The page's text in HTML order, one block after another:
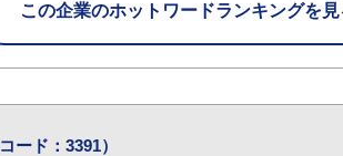
この企業のホットワードランキングを見
ード：3391）